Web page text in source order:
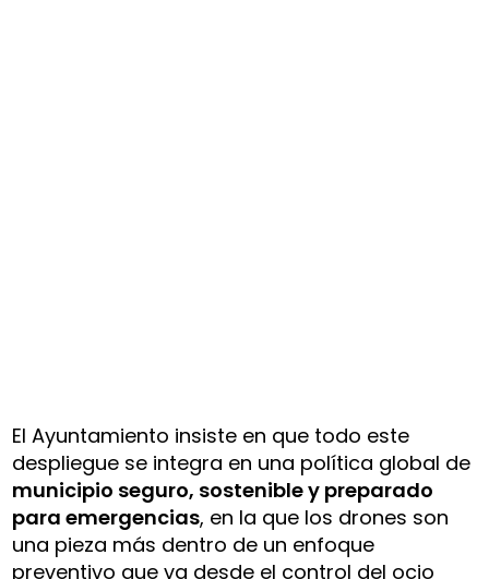
El Ayuntamiento insiste en que todo este
despliegue se integra en una política global de
municipio seguro, sostenible y preparado
para emergencias, en la que los drones son
una pieza más dentro de un enfoque
preventivo que va desde el control del ocio